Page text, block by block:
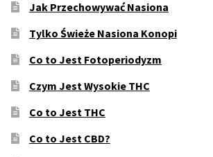
Jak Przechowywać Nasiona
Tylko Świeże Nasiona Konopi
Co to Jest Fotoperiodyzm
Czym Jest Wysokie THC
Co to Jest THC
Co to Jest CBD?